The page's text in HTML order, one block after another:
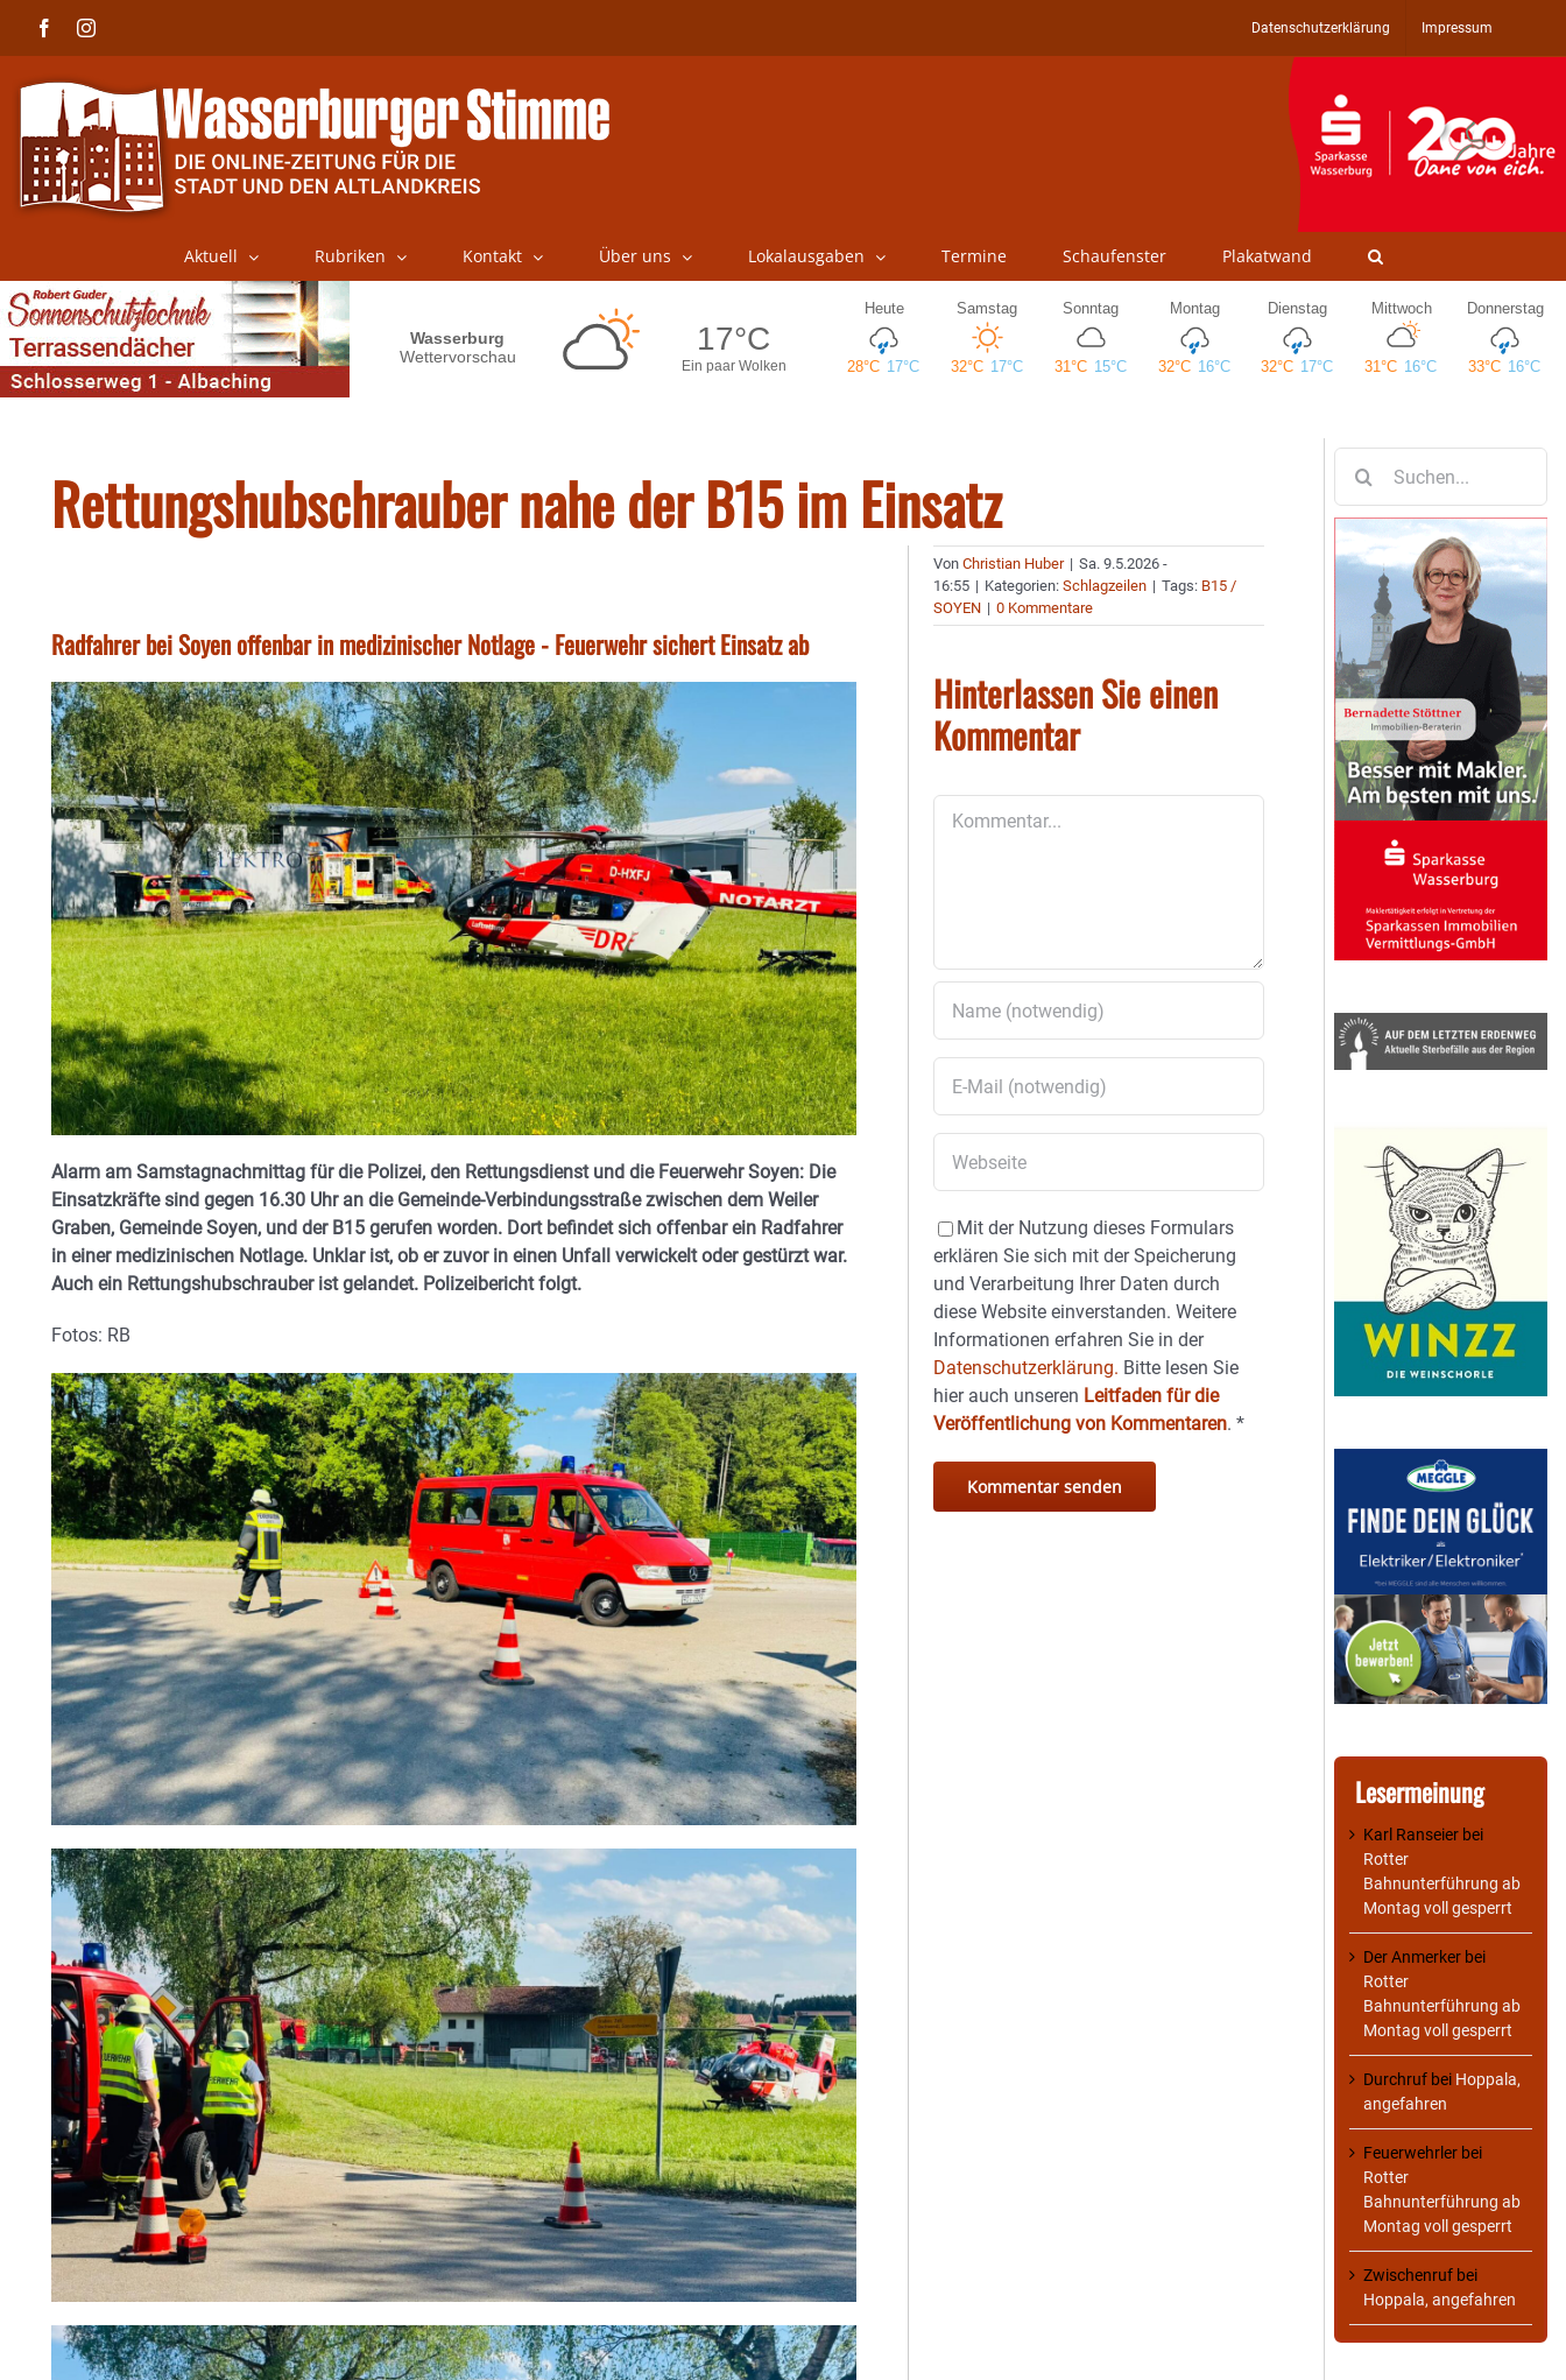
FacebookInstagram Datenschutzerklärung Impressum
Aktuell Rubriken Kontakt Über uns Lokalausgaben Termine Schaufenster Plakatwand
Rettungshubschrauber nahe der B15 im Einsatz
Radfahrer bei Soyen offenbar in medizinischer Notlage - Feuerwehr sichert Einsatz ab
Alarm am Samstagnachmittag für die Polizei, den Rettungsdienst und die Feuerwehr Soyen: Die
Einsatzkräfte sind gegen 16.30 Uhr an die Gemeinde-Verbindungsstraße zwischen dem Weiler
Graben, Gemeinde Soyen, und der B15 gerufen worden. Dort befindet sich offenbar ein Radfahrer
in einer medizinischen Notlage. Unklar ist, ob er zuvor in einen Unfall verwickelt oder gestürzt war.
Auch ein Rettungshubschrauber ist gelandet. Polizeibericht folgt.
Fotos: RB
VonChristian Huber | Sa. 9.5.2026 -
16:55 | Kategorien:Schlagzeilen | Tags: B15 /
SOYEN | 0 Kommentare
Hinterlassen Sie einen
Kommentar
Mit der Nutzung dieses Formulars
erklären Sie sich mit der Speicherung
und Verarbeitung Ihrer Daten durch
diese Website einverstanden. Weitere
Informationen erfahren Sie in der
Datenschutzerklärung. Bitte lesen Sie
hier auch unseren Leitfaden für die
Veröffentlichung von Kommentaren.*
nach:
Lesermeinung
Karl Ranseier bei
Rotter
Bahnunterführung ab
Montag voll gesperrt
Der Anmerker bei
Rotter
Bahnunterführung ab
Montag voll gesperrt
Durchruf bei Hoppala,
angefahren
Feuerwehrler bei
Rotter
Bahnunterführung ab
Montag voll gesperrt
Zwischenruf bei
Hoppala, angefahren